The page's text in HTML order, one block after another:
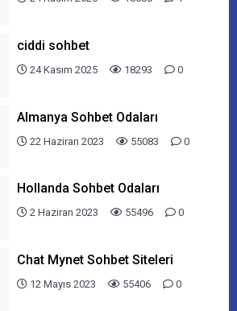
ciddi sohbet
24 Kasım 2025 18293 0
Almanya Sohbet Odaları
22 Haziran 2023 55083 0
Hollanda Sohbet Odaları
2 Haziran 2023 55496 0
Chat Mynet Sohbet Siteleri
12 Mayıs 2023 55406 0